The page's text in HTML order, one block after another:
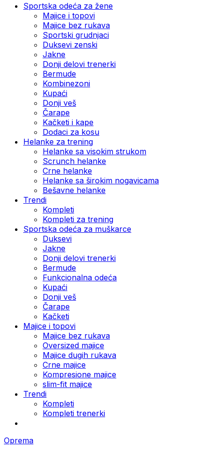
Sportska odeća za žene
Majice i topovi
Majice bez rukava
Sportski grudnjaci
Duksevi zenski
Jakne
Donji delovi trenerki
Bermude
Kombinezoni
Kupaći
Donji veš
Čarape
Kačketi i kape
Dodaci za kosu
Helanke za trening
Helanke sa visokim strukom
Scrunch helanke
Crne helanke
Helanke sa širokim nogavicama
Bešavne helanke
Trendi
Kompleti
Kompleti za trening
Sportska odeća za muškarce
Duksevi
Jakne
Donji delovi trenerki
Bermude
Funkcionalna odeća
Kupaći
Donji veš
Čarape
Kačketi
Majice i topovi
Majice bez rukava
Oversized majice
Majice dugih rukava
Crne majice
Kompresione majice
slim-fit majice
Trendi
Kompleti
Kompleti trenerki
Oprema